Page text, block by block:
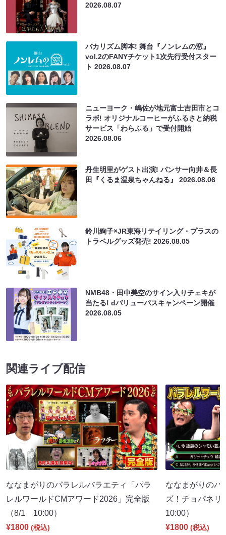
2026.08.07
バカリズム脚本! 舞台『ノンレムの窓』
vol.2のFANYチケット1次先行受付スター
ト2026.08.07
ニューヨーク・嶋佐が地元富士吉田市とコ
ラボ! オリジナルコーヒーがふるさと納税
サービス「わらふる」で受付開始
2026.08.06
丹生明里がゲスト出演! パンサー向井＆長
田『くるま温泉ちゃんねる』2026.08.06
鈴川絢子×JR東海リテイリング・プラスの
トラベルグッズ発売!2026.08.05
NMB48・田中美空のサイン入りチェキが
当たる! dバリューパスキャンペーン開催
2026.08.05
関連ライブ配信
ななまがりのパラレルバラエティ「パラ
レルワールドCMアワード2026」完全版
（8/1 10:00）
¥1800 (税込)
ななまがりのパ
ズ！チョパネ
10:00）
¥1800 (税込)